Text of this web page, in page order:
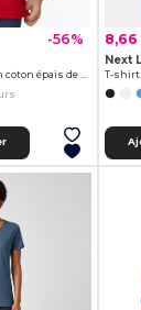
-56% 8,66
Next